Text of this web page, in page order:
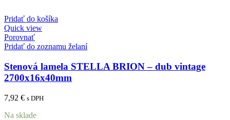
Pridať do košíka
Quick view
Porovnať
Pridať do zoznamu želaní
Stenová lamela STELLA BRION – dub vintage
2700x16x40mm
7,92 € s DPH
Na sklade